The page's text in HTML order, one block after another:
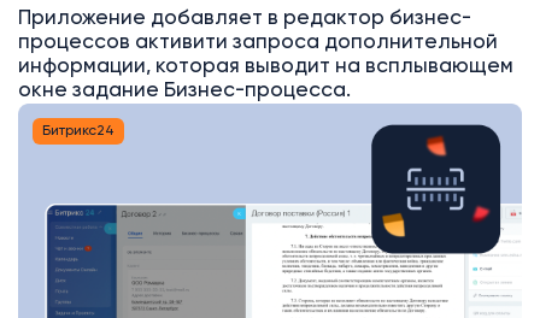
Приложение добавляет в редактор бизнес-
процессов активити запроса дополнительной
информации, которая выводит на всплывающем
окне задание Бизнес-процесса.
Битрикс24